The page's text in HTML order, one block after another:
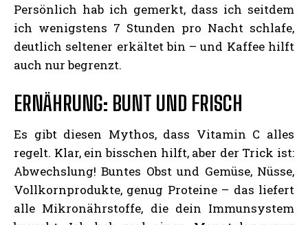
Persönlich hab ich gemerkt, dass ich seitdem
ich wenigstens 7 Stunden pro Nacht schlafe,
deutlich seltener erkältet bin – und Kaffee hilft
auch nur begrenzt.
ERNÄHRUNG: BUNT UND FRISCH
Es gibt diesen Mythos, dass Vitamin C alles
regelt. Klar, ein bisschen hilft, aber der Trick ist:
Abwechslung! Buntes Obst und Gemüse, Nüsse,
Vollkornprodukte, genug Proteine – das liefert
alle Mikronährstoffe, die dein Immunsystem